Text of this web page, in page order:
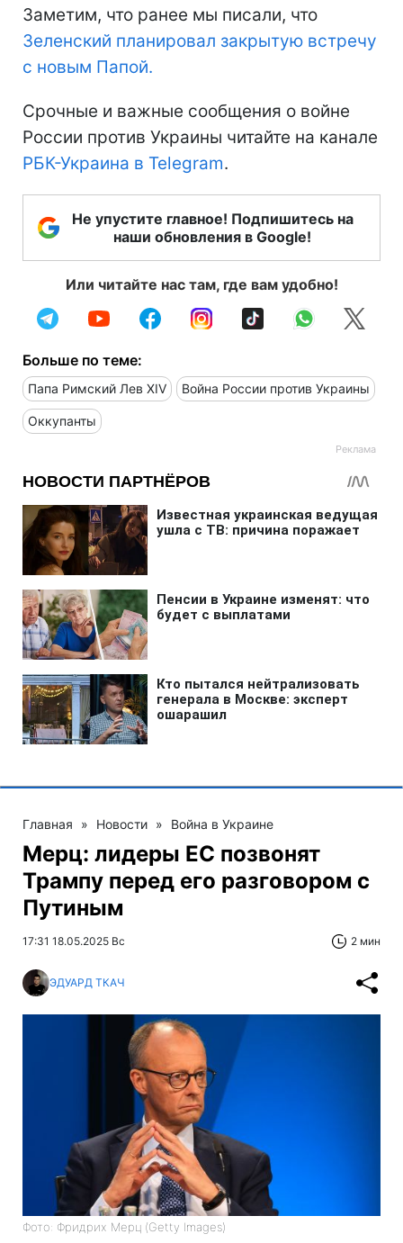
Заметим, что ранее мы писали, что
Зеленский планировал закрытую встречу
с новым Папой.
Срочные и важные сообщения о войне
России против Украины читайте на канале
РБК-Украина в Telegram.
Не упустите главное! Подпишитесь на
наши обновления в Google!
Или читайте нас там, где вам удобно!
Больше по теме:
Папа Римский Лев XIV Война России против Украины
Оккупанты
Главная » Новости » Война в Украине
Мерц: лидеры ЕС позвонят
Трампу перед его разговором с
Путиным
17:31 18.05.2025 Вс 2 мин
ЭДУАРД ТКАЧ
Фото: Фридрих Мерц (Getty Images)